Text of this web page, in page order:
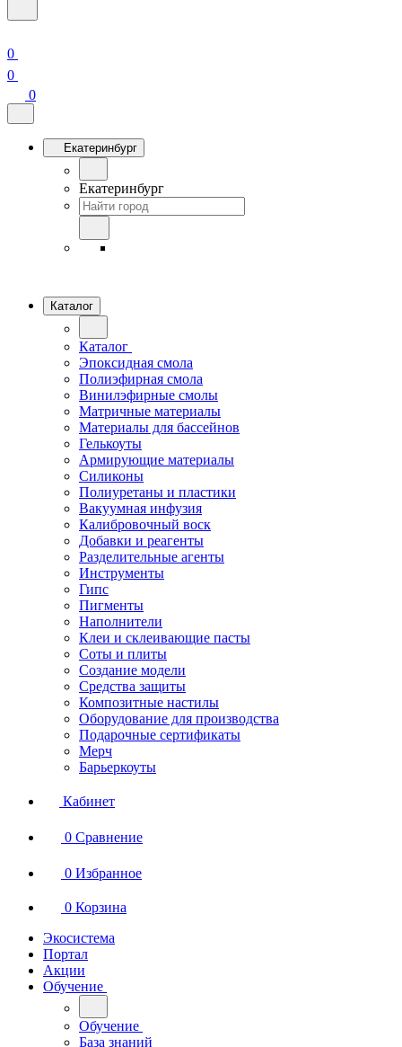
0
0
0
Екатеринбург
Екатеринбург
Каталог
Каталог
Эпоксидная смола
Полиэфирная смола
Винилэфирные смолы
Матричные материалы
Материалы для бассейнов
Гелькоуты
Армирующие материалы
Силиконы
Полиуретаны и пластики
Вакуумная инфузия
Калибровочный воск
Добавки и реагенты
Разделительные агенты
Инструменты
Гипс
Пигменты
Наполнители
Клеи и склеивающие пасты
Соты и плиты
Создание модели
Средства защиты
Композитные настилы
Оборудование для производства
Подарочные сертификаты
Мерч
Барьеркоуты
Кабинет
0 Сравнение
0 Избранное
0 Корзина
Экосистема
Портал
Акции
Обучение
Обучение
База знаний